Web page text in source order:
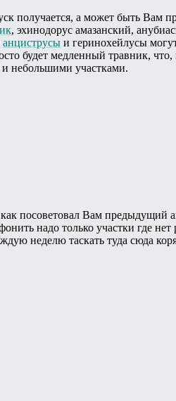
получается, а может быть Вам
, эхинодорус амазанский,
анциструсы и геринохейлусы
будет медленный травник,
небольшими участками.
посоветовал Вам предыдущий
надо только участки где
неделю таскать туда сюда